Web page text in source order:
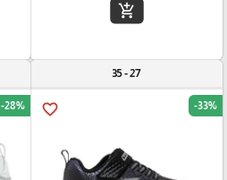
add_shopping_cart
27 - 35
favorite_border -33%
-28%